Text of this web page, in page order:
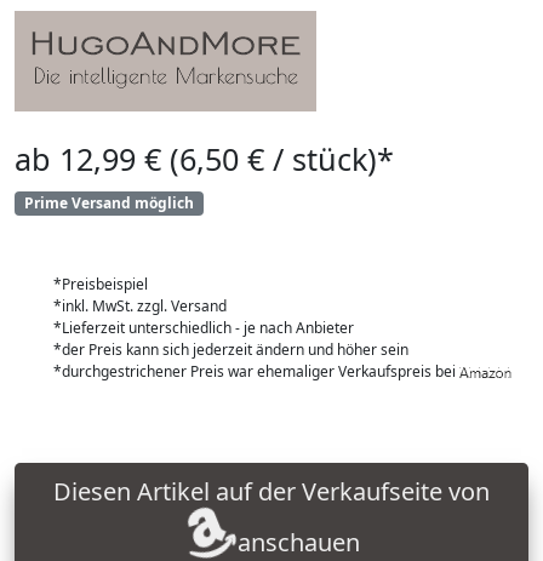
ab 12,99 € (6,50 € / stück)*
Prime Versand möglich
*Preisbeispiel
*inkl. MwSt. zzgl. Versand
*Lieferzeit unterschiedlich - je nach Anbieter
*der Preis kann sich jederzeit ändern und höher sein
*durchgestrichener Preis war ehemaliger Verkaufspreis bei
anschauen